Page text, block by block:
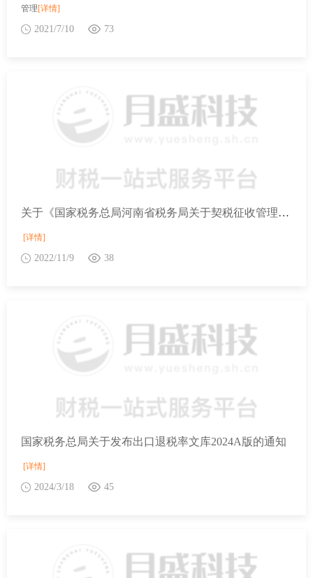
管理[详情]
2021/7/10 73
关于《国家税务总局河南省税务局关于契税征收管理有关事项的公告》的解读
[详情]
2022/11/9 38
国家税务总局关于发布出口退税率文库2024A版的通知
[详情]
2024/3/18 45